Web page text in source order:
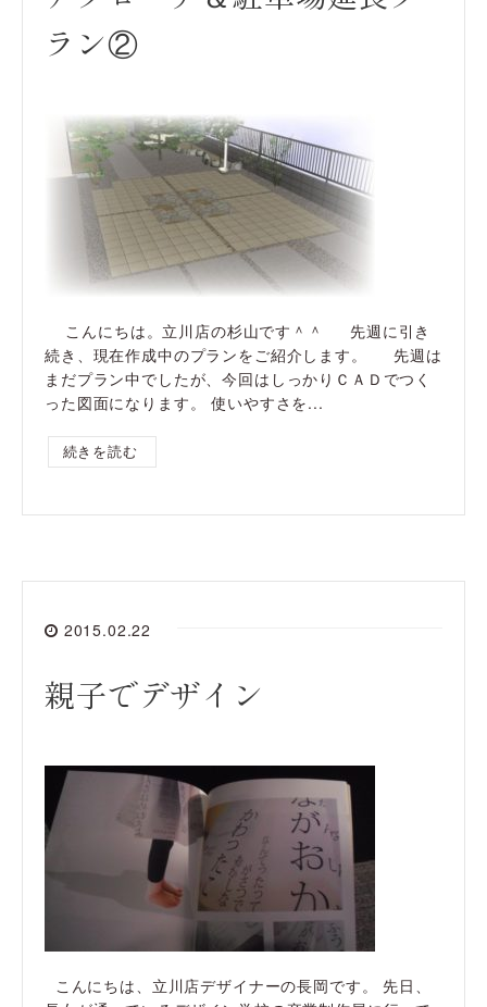
ラン②
こんにちは。立川店の杉山です＾＾ 先週に引き
続き、現在作成中のプランをご紹介します。 先週は
まだプラン中でしたが、今回はしっかりＣＡＤでつく
った図面になります。 使いやすさを...
続きを読む
2015.02.22
親子でデザイン
こんにちは、立川店デザイナーの長岡です。 先日、